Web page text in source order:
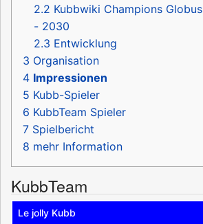
2.2 Kubbwiki Champions Globus
- 2030
2.3 Entwicklung
3 Organisation
4 Impressionen
5 Kubb-Spieler
6 KubbTeam Spieler
7 Spielbericht
8 mehr Information
KubbTeam
Le jolly Kubb